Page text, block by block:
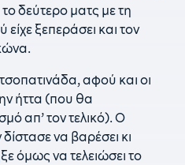
δεύτερο ματς με τη
ξεπεράσει και τον
αφού και οι
ήττα (που θα
απ’ τον τελικό). Ο
να βαρέσει κι
όμως να τελειώσει το